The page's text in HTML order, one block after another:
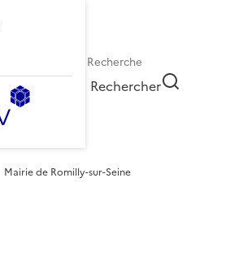
Rechercher
Mairie de Romilly-sur-Seine